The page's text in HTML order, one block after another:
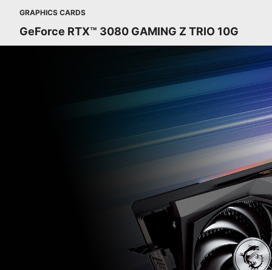
GRAPHICS CARDS
GeForce RTX™ 3080 GAMING Z TRIO 10G